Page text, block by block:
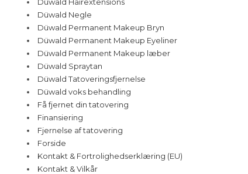
Düwald Negle
Düwald Permanent Makeup Bryn
Düwald Permanent Makeup Eyeliner
Düwald Permanent Makeup læber
Düwald Spraytan
Düwald Tatoveringsfjernelse
Düwald voks behandling
Få fjernet din tatovering
Finansiering
Fjernelse af tatovering
Forside
Kontakt & Fortrolighedserklæring (EU)
Kontakt & Vilkår